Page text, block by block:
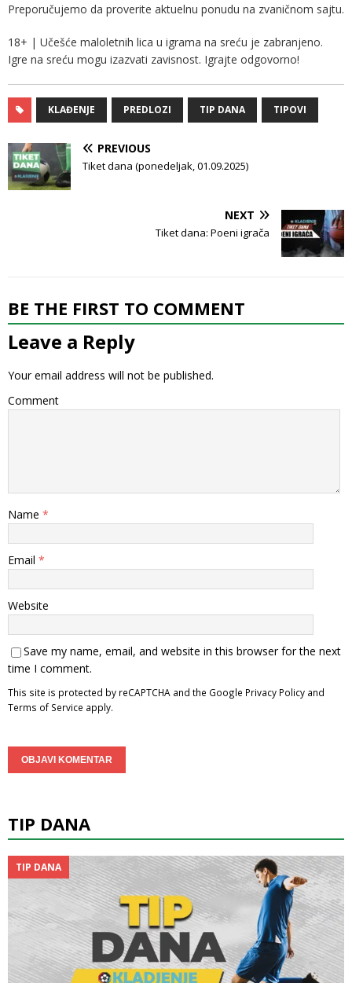
Preporučujemo da proverite aktuelnu ponudu na zvaničnom sajtu.
18+ | Učešće maloletnih lica u igrama na sreću je zabranjeno.
Igre na sreću mogu izazvati zavisnost. Igrajte odgovorno!
KLAĐENJE PREDLOZI TIP DANA TIPOVI
PREVIOUS
Tiket dana (ponedeljak, 01.09.2025)
NEXT
Tiket dana: Poeni igrača
BE THE FIRST TO COMMENT
Leave a Reply
Your email address will not be published.
Comment
Name *
Email *
Website
Save my name, email, and website in this browser for the next
time I comment.
This site is protected by reCAPTCHA and the Google Privacy Policy and
Terms of Service apply.
TIP DANA
TIP DANA